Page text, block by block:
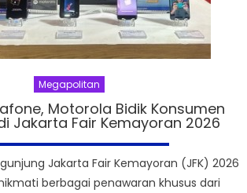
Megapolitan
Motorola Bidik Konsumen
Jakarta Fair Kemayoran 2026
Jakarta Fair Kemayoran (JFK) 2026
berbagai penawaran khusus dari